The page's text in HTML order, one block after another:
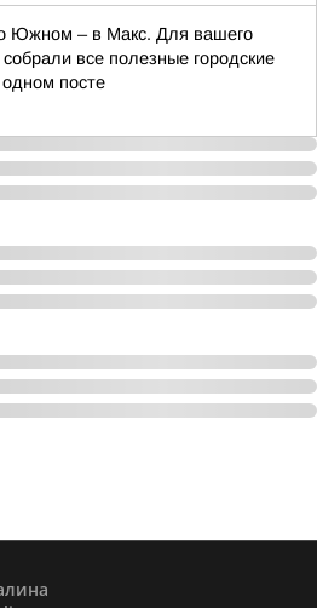
Южном – в Макс. Для вашего
все полезные городские
посте